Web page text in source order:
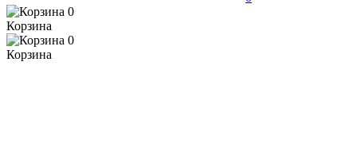
0
Корзина
0
Корзина